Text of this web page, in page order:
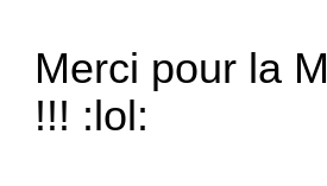
Merci pour la
!!! :lol: